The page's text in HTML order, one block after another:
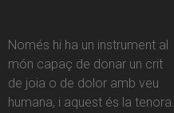
Només hi ha un instrument al
món capaç de donar un crit
de joia o de dolor amb veu
humana, i aquest és la tenora.